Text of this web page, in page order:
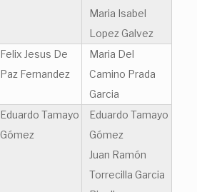
Maria Isabel
Lopez Galvez
Felix Jesus De
Paz Fernandez
Maria Del
Camino Prada
Garcia
Eduardo Tamayo
Gómez
Eduardo Tamayo
Gómez
Juan Ramón
Torrecilla Garcia